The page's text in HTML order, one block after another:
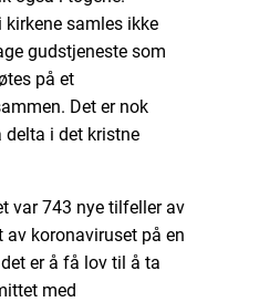
samles ikke
gudstjeneste som
på et
Det er nok
i det kristne
var 743 nye tilfeller av
koronaviruset på en
er å få lov til å ta
med